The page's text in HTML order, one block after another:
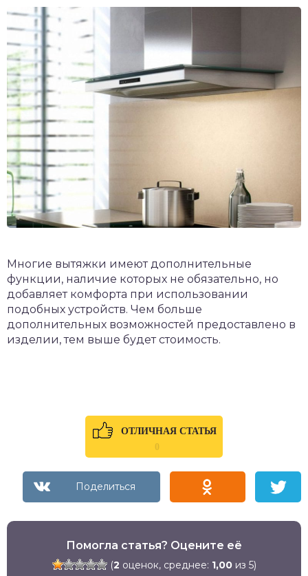
Многие вытяжки имеют дополнительные
функции, наличие которых не обязательно, но
добавляет комфорта при использовании
подобных устройств. Чем больше
дополнительных возможностей предоставлено в
изделии, тем выше будет стоимость.
ОТЛИЧНАЯ СТАТЬЯ
0
Помогла статья? Оцените её
(2 оценок, среднее: 1,00из 5)